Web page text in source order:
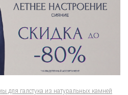
для галстука из натуральных камней